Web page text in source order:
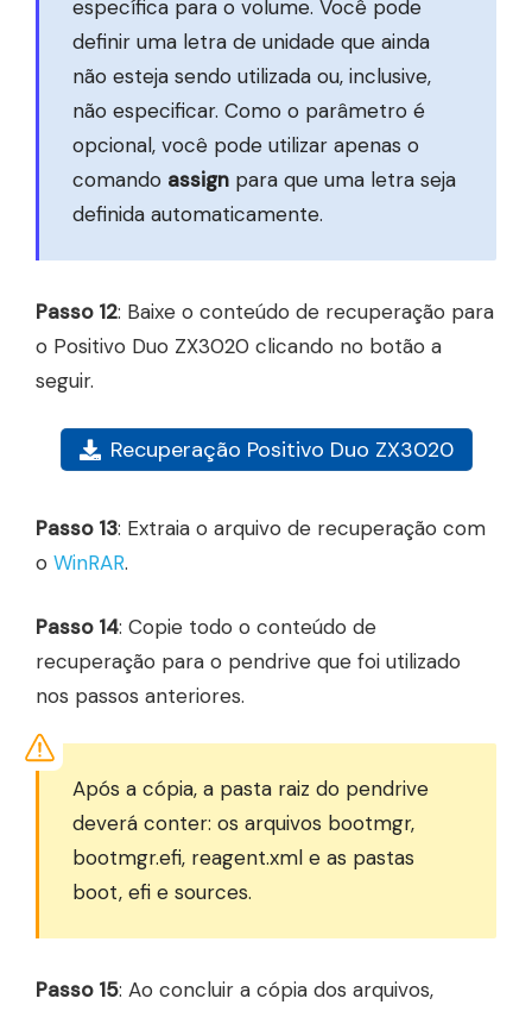
específica para o volume. Você pode
definir uma letra de unidade que ainda
não esteja sendo utilizada ou, inclusive,
não especificar. Como o parâmetro é
opcional, você pode utilizar apenas o
comando assign para que uma letra seja
definida automaticamente.
Passo 12: Baixe o conteúdo de recuperação para
o Positivo Duo ZX3020 clicando no botão a
seguir.
Recuperação Positivo Duo ZX3020
Passo 13: Extraia o arquivo de recuperação com
o WinRAR.
Passo 14: Copie todo o conteúdo de
recuperação para o pendrive que foi utilizado
nos passos anteriores.
Após a cópia, a pasta raiz do pendrive
deverá conter: os arquivos bootmgr,
bootmgr.efi, reagent.xml e as pastas
boot, efi e sources.
Passo 15: Ao concluir a cópia dos arquivos,